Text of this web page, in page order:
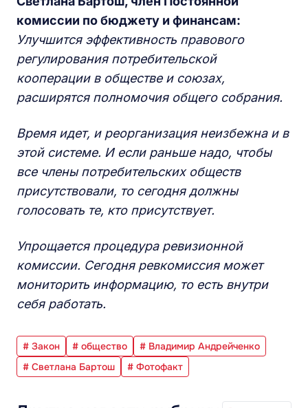
комиссии по бюджету и финансам:
Улучшится эффективность правового
регулирования потребительской
кооперации в обществе и союзах,
расширятся полномочия общего собрания.
Время идет, и реорганизация неизбежна и в
этой системе. И если раньше надо, чтобы
все члены потребительских обществ
присутствовали, то сегодня должны
голосовать те, кто присутствует.
Упрощается процедура ревизионной
комиссии. Сегодня ревкомиссия может
мониторить информацию, то есть внутри
себя работать.
# Закон # общество
# Владимир Андрейченко
# Светлана Бартош
# Фотофакт